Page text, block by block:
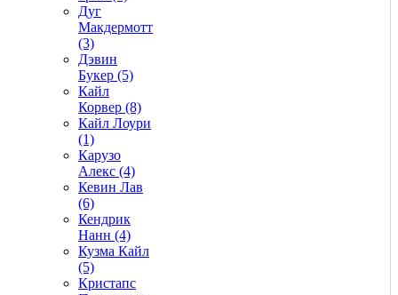
Дуг
Макдермотт
(3)
Дэвин
Букер (5)
Кайл
Корвер (8)
Кайл Лоури
(1)
Карузо
Алекс (4)
Кевин Лав
(6)
Кендрик
Нанн (4)
Кузма Кайл
(5)
Кристапс